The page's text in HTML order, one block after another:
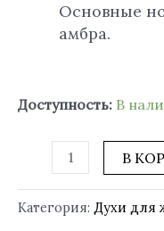
Основные
амбра.
Доступность: В
В
Категория: Духи для